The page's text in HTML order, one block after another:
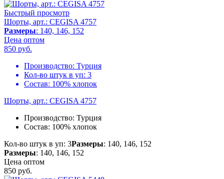
Быстрый просмотр
Шорты, арт.: CEGISA 4757
Размеры: 140, 146, 152
Цена оптом
850 руб.
Производство: Турция
Кол-во штук в уп: 3
Состав: 100% хлопок
Шорты, арт.: CEGISA 4757
Производство: Турция
Состав: 100% хлопок
Кол-во штук в уп: 3Размеры: 140, 146, 152
Размеры: 140, 146, 152
Цена оптом
850 руб.